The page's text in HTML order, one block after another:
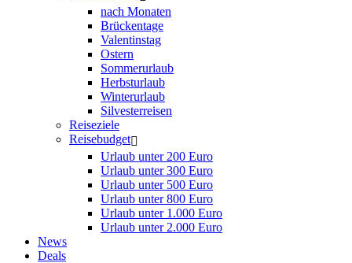
nach Monaten
Brückentage
Valentinstag
Ostern
Sommerurlaub
Herbsturlaub
Winterurlaub
Silvesterreisen
Reiseziele
Reisebudget
Urlaub unter 200 Euro
Urlaub unter 300 Euro
Urlaub unter 500 Euro
Urlaub unter 800 Euro
Urlaub unter 1.000 Euro
Urlaub unter 2.000 Euro
News
Deals